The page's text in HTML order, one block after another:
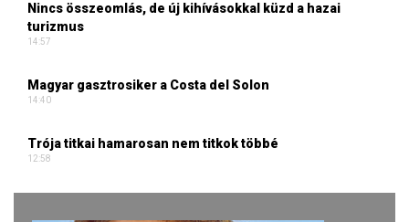
Nincs összeomlás, de új kihívásokkal küzd a hazai
turizmus
14:57
Magyar gasztrosiker a Costa del Solon
14:40
Trója titkai hamarosan nem titkok többé
12:58